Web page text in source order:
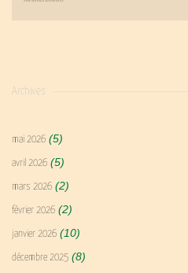
Archives
mai 2026 (5)
avril 2026 (5)
mars 2026 (2)
février 2026 (2)
janvier 2026 (10)
décembre 2025 (8)